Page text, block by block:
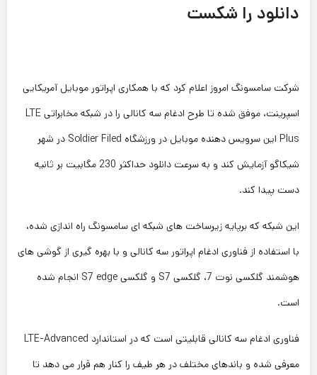
دانلود را شکست
شرکت سامسونگ امروز اعلام کرد که با همکاری اپراتور موبایل آمریکایی
اسپرینت، موفق شده تا طرح ادغام سه کانالی را در شبکه مخابراتی LTE
Plus این سرویس دهنده موبایل در ورزشگاه Soldier Filed در شهر
شیکاگو آزمایش کند و به سرعت دانلود حداکثر 230 مگابیت بر ثانیه
دست پیدا کند.
این شبکه که برپایه زیرساخت های شبکه ای سامسونگ راه اندازی شده،
با استفاده از فناوری ادغام اپراتور سه کانالی و با بهره گیری از گوشی های
هوشمند گلکسی نوت 7، گلکسی S7 و گلکسی S7 edge انجام شده
است.
فناوری ادغام سه کانالی قابلیتی است که در استاندارد LTE-Advanced
معرفی شده و باندهای مختلف در هر طیف را کنار هم قرار می دهد تا